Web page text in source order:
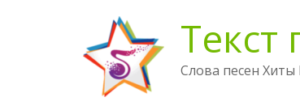
содержимому
Текст
Слова песен